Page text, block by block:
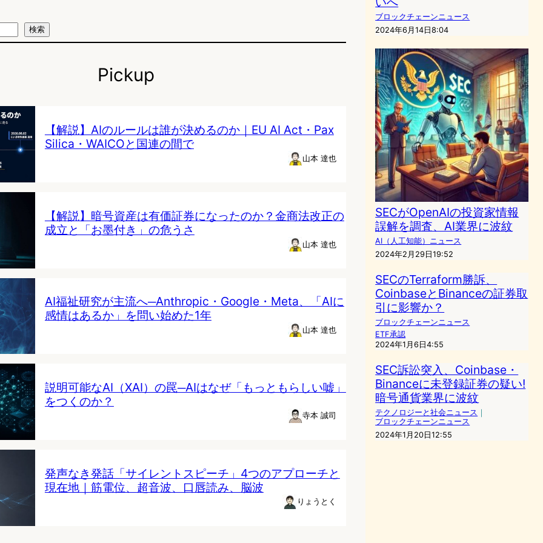
検索
Pickup
【解説】AIのルールは誰が決めるのか｜EU AI Act・Pax
Silica・WAICOと国連の間で
山本 達也
【解説】暗号資産は有価証券になったのか？金商法改正の
成立と「お墨付き」の危うさ
山本 達也
AI福祉研究が主流へ─Anthropic・Google・Meta、「AIに
感情はあるか」を問い始めた1年
山本 達也
説明可能なAI（XAI）の罠─AIはなぜ「もっともらしい嘘」
をつくのか？
寺本 誠司
発声なき発話「サイレントスピーチ」4つのアプローチと
現在地｜筋電位、超音波、口唇読み、脳波
りょうとく
ブロックチェーンニュース
2024年6月14日8:04
SECがOpenAIの投資家情報
誤解を調査、AI業界に波紋
AI（人工知能）ニュース
2024年2月29日19:52
SECのTerraform勝訴、
CoinbaseとBinanceの証券取
引に影響か？
ブロックチェーンニュース
ETF承認
2024年1月6日4:55
SEC訴訟突入、Coinbase・
Binanceに未登録証券の疑い!
暗号通貨業界に波紋
テクノロジーと社会ニュース ｜
ブロックチェーンニュース
2024年1月20日12:55